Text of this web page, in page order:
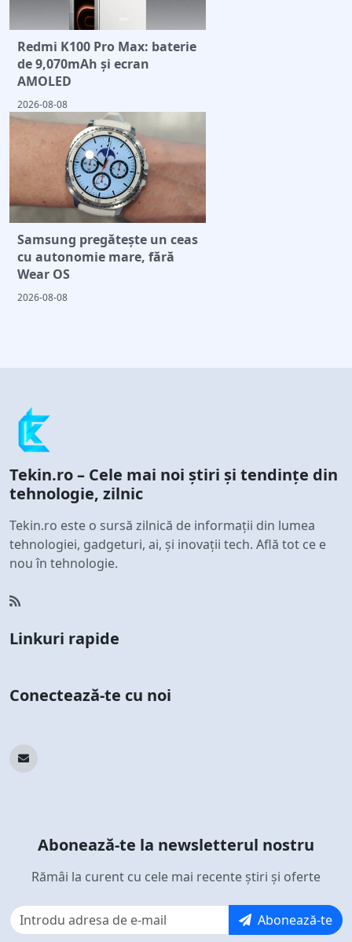
Redmi K100 Pro Max: baterie
de 9,070mAh și ecran
AMOLED
2026-08-08
Samsung pregătește un ceas
cu autonomie mare, fără
Wear OS
2026-08-08
Tekin.ro – Cele mai noi știri și tendințe din
tehnologie, zilnic
Tekin.ro este o sursă zilnică de informații din lumea
tehnologiei, gadgeturi, ai, și inovații tech. Află tot ce e
nou în tehnologie.
Linkuri rapide
Conectează-te cu noi
Abonează-te la newsletterul nostru
Rămâi la curent cu cele mai recente știri și oferte
Abonează-te